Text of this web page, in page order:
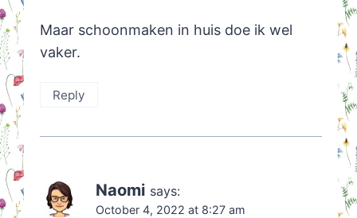
Maar schoonmaken in huis doe ik wel
vaker.
Reply
Naomi says:
October 4, 2022 at 8:27 am